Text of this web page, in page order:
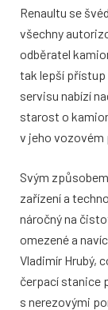
Renaultu se
všechny
odběratel
tak lepší přístup
servisu nabízí
starost o
v jeho vozovém
Svým
zařízení a
náročný na
omezené a
Vladimír Hrubý,
čerpací stanice
s nerezovými